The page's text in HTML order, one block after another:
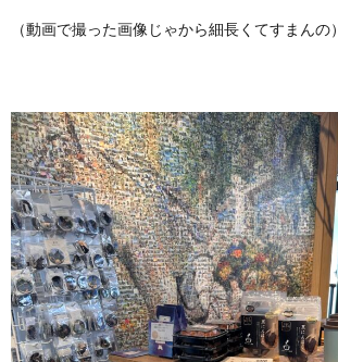
（動画で撮った画像じゃから細長くてすまんの）